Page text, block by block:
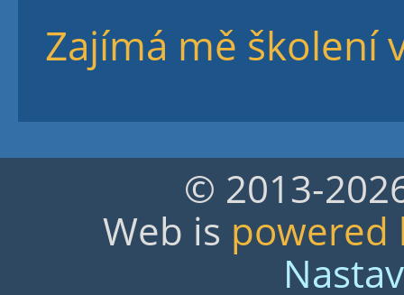
Zajímá mě školení
© 2013-
Web is powered